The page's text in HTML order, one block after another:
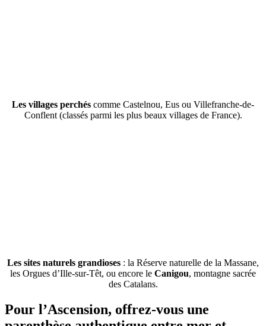
Les villages perchés comme Castelnou, Eus ou Villefranche-de-
Conflent (classés parmi les plus beaux villages de France).
Les sites naturels grandioses : la Réserve naturelle de la Massane,
les Orgues d’Ille-sur-Têt, ou encore le Canigou, montagne sacrée
des Catalans.
Pour l’Ascension, offrez-vous une